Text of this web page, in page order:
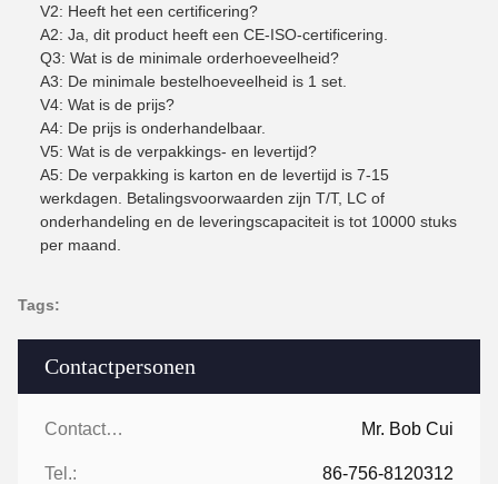
Contactpersonen
Contactpersonen: Mr. Bob Cui
Tel.: 86-756-8120312
V2: Heeft het een certificering?
A2: Ja, dit product heeft een CE-ISO-certificering.
Q3: Wat is de minimale orderhoeveelheid?
A3: De minimale bestelhoeveelheid is 1 set.
V4: Wat is de prijs?
A4: De prijs is onderhandelbaar.
V5: Wat is de verpakkings- en levertijd?
A5: De verpakking is karton en de levertijd is 7-15
werkdagen. Betalingsvoorwaarden zijn T/T, LC of
onderhandeling en de leveringscapaciteit is tot 10000 stuks
per maand.
Tags: